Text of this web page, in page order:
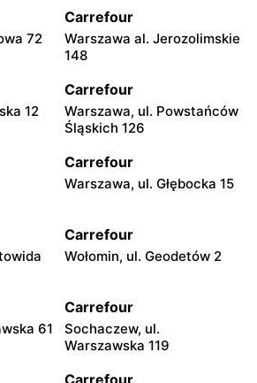
72
Carrefour
Warszawa al. Jerozolimskie
148
12
Carrefour
Warszawa, ul. Powstańców
Śląskich 126
Carrefour
Warszawa, ul. Głębocka 15
Carrefour
Wołomin, ul. Geodetów 2
61
Carrefour
Sochaczew, ul.
Warszawska 119